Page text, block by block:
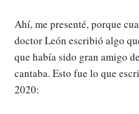
Ahí, me presenté, porque
doctor León escribió algo
que había sido gran amigo
cantaba. Esto fue lo que
2020: